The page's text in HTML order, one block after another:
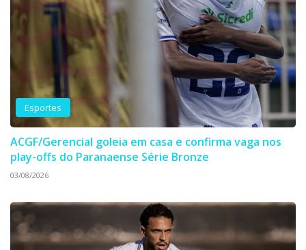
Esportes
ACGF/Gerencial goleia em casa e confirma vaga nos
play-offs do Paranaense Série Bronze
03/08/2026